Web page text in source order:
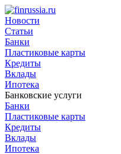
Новости
Статьи
Банки
Пластиковые карты
Кредиты
Вклады
Ипотека
Банковские услуги
Банки
Пластиковые карты
Кредиты
Вклады
Ипотека